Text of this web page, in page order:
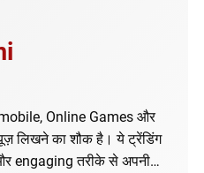
Online Games और
लिखने का शौक है। ये ट्रेंडिंग
engaging तरीके से अपनी